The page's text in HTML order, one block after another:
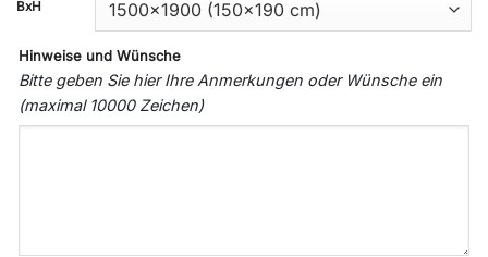
BxH
Hinweise und Wünsche
Bitte geben Sie hier Ihre Anmerkungen oder Wünsche ein
(maximal 10000 Zeichen)